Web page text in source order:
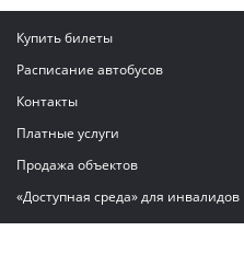
Купить билеты
Расписание автобусов
Контакты
Платные услуги
Продажа объектов
«Доступная среда» для инвалидов